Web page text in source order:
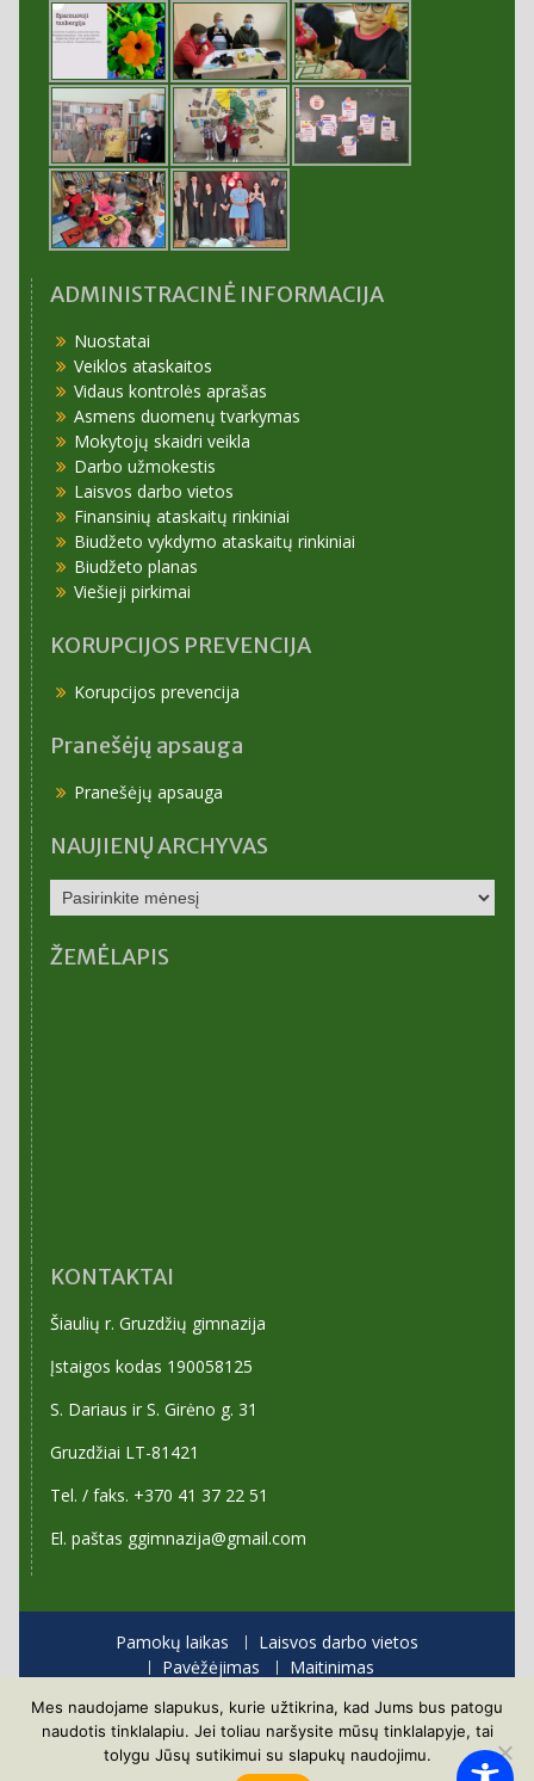
ADMINISTRACINĖ INFORMACIJA
Nuostatai
Veiklos ataskaitos
Vidaus kontrolės aprašas
Asmens duomenų tvarkymas
Mokytojų skaidri veikla
Darbo užmokestis
Laisvos darbo vietos
Finansinių ataskaitų rinkiniai
Biudžeto vykdymo ataskaitų rinkiniai
Biudžeto planas
Viešieji pirkimai
KORUPCIJOS PREVENCIJA
Korupcijos prevencija
Pranešėjų apsauga
Pranešėjų apsauga
NAUJIENŲ ARCHYVAS
NAUJIENŲ
ARCHYVAS
ŽEMĖLAPIS
KONTAKTAI
Šiaulių r. Gruzdžių gimnazija
Įstaigos kodas 190058125
S. Dariaus ir S. Girėno g. 31
Gruzdžiai LT-81421
Tel. / faks. +370 41 37 22 51
El. paštas ggimnazija@gmail.com
Pamokų laikas
Laisvos darbo vietos
Pavėžėjimas
Maitinimas
Visos teisės saugomos
Proudly powered by WordPress |Education Hub by
Mes naudojame slapukus, kurie užtikrina, kad Jums bus patogu
naudotis tinklalapiu. Jei toliau naršysite mūsų tinklalapyje, tai
tolygu Jūsų sutikimui su slapukų naudojimu.